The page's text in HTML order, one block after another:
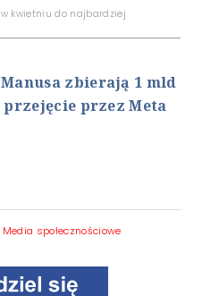
w kwietniu do najbardziej
Manusa zbierają 1 mld
przez Meta
Media społecznościowe